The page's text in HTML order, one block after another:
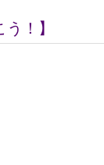
！】